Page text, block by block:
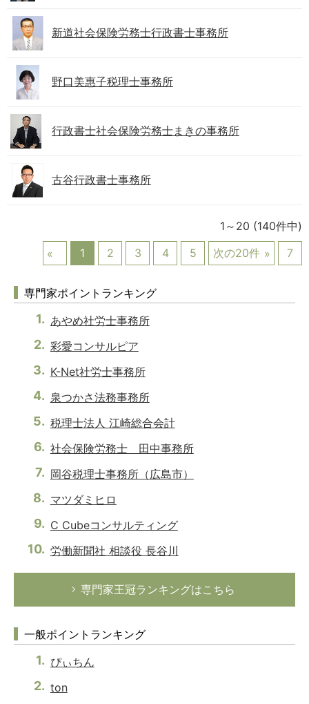
新道社会保険労務士行政書士事務所
野口美惠子税理士事務所
行政書士社会保険労務士まきの事務所
古谷行政書士事務所
1～20 (140件中)
1
2 3 4 5 次の20件 7
専門家ポイントランキング
あやめ社労士事務所
彩愛コンサルピア
K-Net社労士事務所
泉つかさ法務事務所
税理士法人 江崎総合会計
社会保険労務士 田中事務所
岡谷税理士事務所（広島市）
マツダミヒロ
C Cubeコンサルティング
労働新聞社 相談役 長谷川
専門家王冠ランキングはこちら
一般ポイントランキング
ぴぃちん
ton